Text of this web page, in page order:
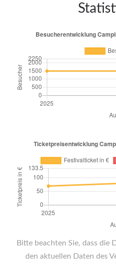
Bitte beachten Sie, dass die
den aktuellen Daten des